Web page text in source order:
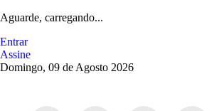
Aguarde, carregando...
Entrar
Assine
Domingo, 09 de Agosto 2026